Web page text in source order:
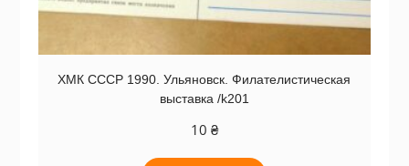
ХМК СССР 1990. Ульяновск. Филателистическая
выставка /k201
10 ₴